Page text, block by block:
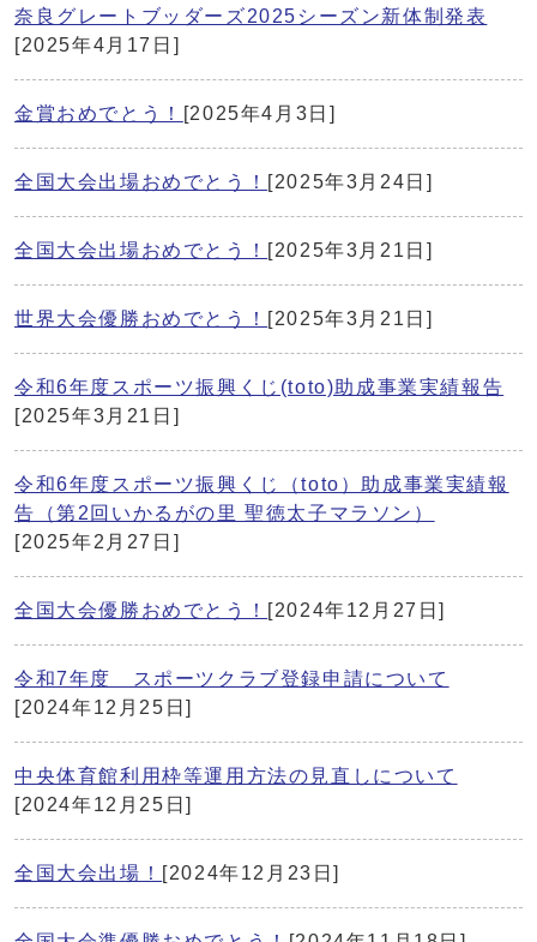
奈良グレートブッダーズ2025シーズン新体制発表
[2025年4月17日]
金賞おめでとう！ [2025年4月3日]
全国大会出場おめでとう！ [2025年3月24日]
全国大会出場おめでとう！ [2025年3月21日]
世界大会優勝おめでとう！ [2025年3月21日]
令和6年度スポーツ振興くじ(toto)助成事業実績報告
[2025年3月21日]
令和6年度スポーツ振興くじ（toto）助成事業実績報
告（第2回いかるがの里 聖徳太子マラソン）
[2025年2月27日]
全国大会優勝おめでとう！ [2024年12月27日]
令和7年度 スポーツクラブ登録申請について
[2024年12月25日]
中央体育館利用枠等運用方法の見直しについて
[2024年12月25日]
全国大会出場！ [2024年12月23日]